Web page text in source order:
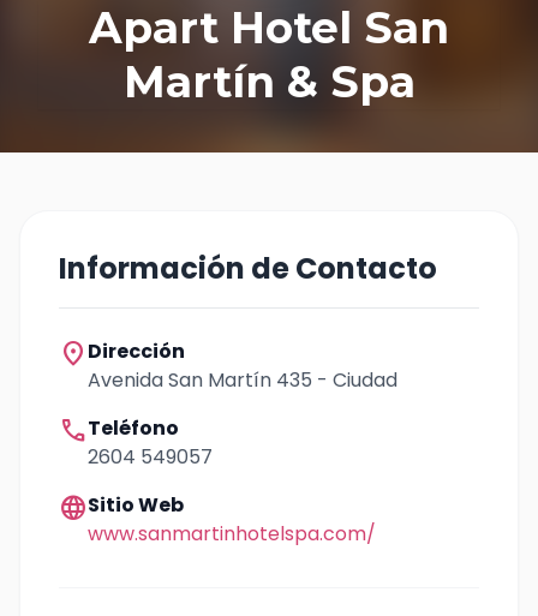
Apart Hotel San
Martín & Spa
Información de Contacto
location_on Dirección
Avenida San Martín 435 - Ciudad
callTeléfono
2604 549057
languageSitio Web
www.sanmartinhotelspa.com/